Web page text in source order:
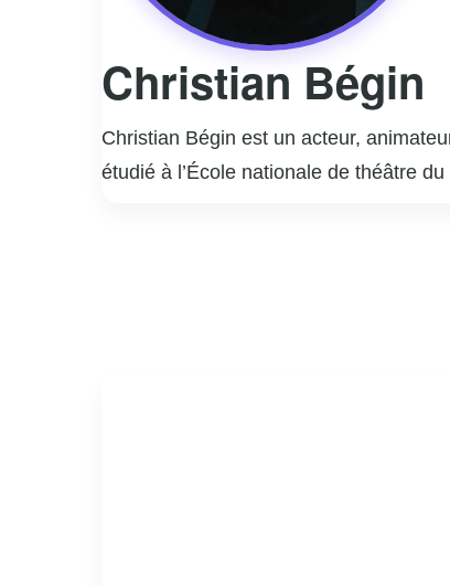
Christian Bégin
Christian Bégin est un acteur,
étudié à l’École nationale de théâtre
Christian Bégin est également un
québécoise et son talent indéniable